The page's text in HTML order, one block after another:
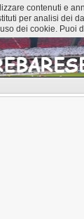
contenuti e
per analisi dei
dei cookie.